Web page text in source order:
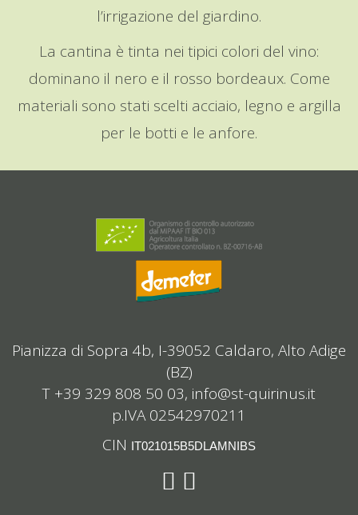
l’irrigazione del giardino.
La cantina è tinta nei tipici colori del vino:
dominano il nero e il rosso bordeaux. Come
materiali sono stati scelti acciaio, legno e argilla
per le botti e le anfore.
Pianizza di Sopra 4b, I-39052 Caldaro, Alto Adige
(BZ)
T +39 329 808 50 03, info@st-quirinus.it
p.IVA 02542970211
CIN
IT021015B5DLAMNIBS